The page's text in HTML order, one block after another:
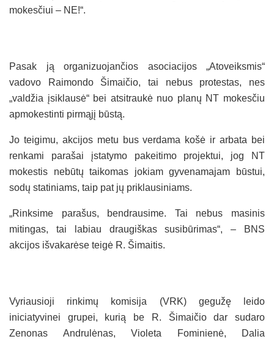
mokesčiui – NE!“.
Pasak ją organizuojančios asociacijos „Atoveiksmis“
vadovo Raimondo Šimaičio, tai nebus protestas, nes
„valdžia įsiklausė“ bei atsitraukė nuo planų NT mokesčiu
apmokestinti pirmąjį būstą.
Jo teigimu, akcijos metu bus verdama košė ir arbata bei
renkami parašai įstatymo pakeitimo projektui, jog NT
mokestis nebūtų taikomas jokiam gyvenamajam būstui,
sodų statiniams, taip pat jų priklausiniams.
„Rinksime parašus, bendrausime. Tai nebus masinis
mitingas, tai labiau draugiškas susibūrimas“, – BNS
akcijos išvakarėse teigė R. Šimaitis.
Vyriausioji rinkimų komisija (VRK) gegužę leido
iniciatyvinei grupei, kurią be R. Šimaičio dar sudaro
Zenonas Andrulėnas, Violeta Fominienė, Dalia